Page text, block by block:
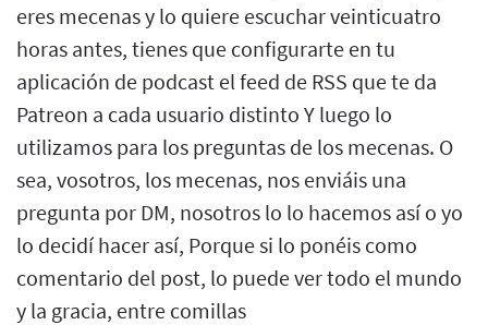
eres mecenas y lo quiere escuchar veinticuatro
horas antes, tienes que configurarte en tu
aplicación de podcast el feed de RSS que te da
Patreon a cada usuario distinto Y luego lo
utilizamos para los preguntas de los mecenas. O
sea, vosotros, los mecenas, nos enviáis una
pregunta por DM, nosotros lo lo hacemos así o yo
lo decidí hacer así, Porque si lo ponéis como
comentario del post, lo puede ver todo el mundo
y la gracia, entre comillas